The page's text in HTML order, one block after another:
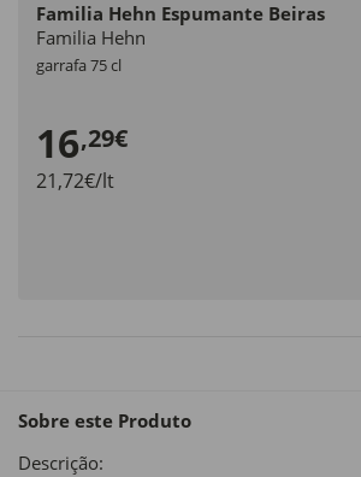
Familia Hehn Espumante Beiras
Familia Hehn
garrafa 75 cl
16,29€
21,72€/lt
Sobre este Produto
Descrição: